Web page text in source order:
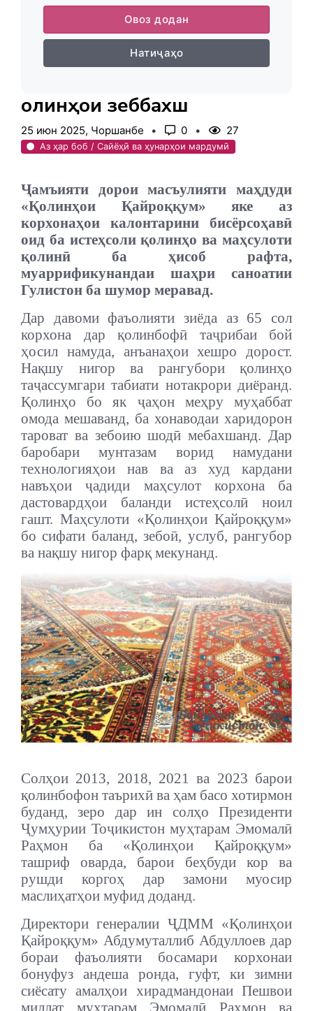
Овоз додан
Натиҷаҳо
Қолинҳои зеббахш
25 июн 2025, Чоршанбе 0 27
Аз ҳар боб / Сайёҳӣ ва ҳунарҳои мардумӣ
Ҷамъияти дорои масъулияти маҳдуди
«Қолинҳои Қайроққум» яке аз
корхонаҳои калонтарини бисёрсоҳавӣ
оид ба истеҳсоли қолинҳо ва маҳсулоти
қолинӣ ба ҳисоб рафта,
муаррификунандаи шаҳри саноатии
Гулистон ба шумор меравад.
Дар давоми фаъолияти зиёда аз 65 сол
корхона дар қолинбофӣ таҷрибаи бой
ҳосил намуда, анъанаҳои хешро дорост.
Нақшу нигор ва рангубори қолинҳо
таҷассумгари табиати нотакрори диёранд.
Қолинҳо бо як ҷаҳон меҳру муҳаббат
омода мешаванд, ба хонаводаи харидорон
тароват ва зебоию шодӣ мебахшанд. Дар
баробари мунтазам ворид намудани
технологияҳои нав ва аз худ кардани
навъҳои ҷадиди маҳсулот корхона ба
дастовардҳои баланди истеҳсолӣ ноил
гашт. Маҳсулоти «Қолинҳои Қайроққум»
бо сифати баланд, зебоӣ, услуб, рангубор
ва нақшу нигор фарқ мекунанд.
Солҳои 2013, 2018, 2021 ва 2023 барои
қолинбофон таърихӣ ва ҳам басо хотирмон
буданд, зеро дар ин солҳо Президенти
Ҷумҳурии Тоҷикистон муҳтарам Эмомалӣ
Раҳмон ба «Қолинҳои Қайроққум»
ташриф оварда, барои беҳбуди кор ва
рушди коргоҳ дар замони муосир
маслиҳатҳои муфид доданд.
Директори генералии ҶДММ «Қолинҳои
Қайроққум» Абдумуталлиб Абдуллоев дар
бораи фаъолияти босамари корхонаи
бонуфуз андеша ронда, гуфт, ки зимни
сиёсату амалҳои хирадмандонаи Пешвои
миллат муҳтарам Эмомалӣ Раҳмон ва